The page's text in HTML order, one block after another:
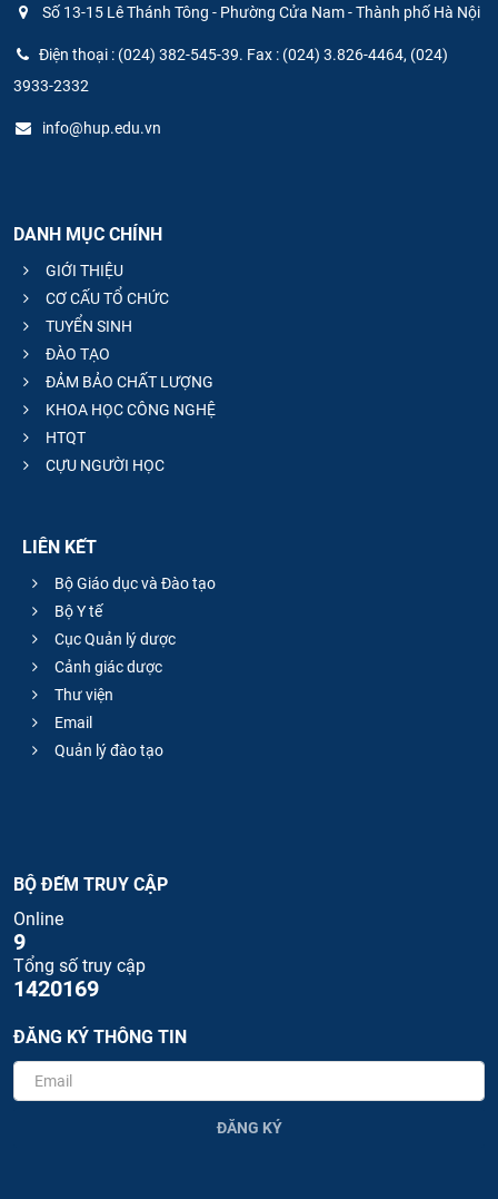
Số 13-15 Lê Thánh Tông - Phường Cửa Nam - Thành phố Hà Nội
Điện thoại : (024) 382-545-39. Fax : (024) 3.826-4464, (024)
3933-2332
info@hup.edu.vn
DANH MỤC CHÍNH
GIỚI THIỆU
CƠ CẤU TỔ CHỨC
TUYỂN SINH
ĐÀO TẠO
ĐẢM BẢO CHẤT LƯỢNG
KHOA HỌC CÔNG NGHỆ
HTQT
CỰU NGƯỜI HỌC
LIÊN KẾT
Bộ Giáo dục và Đào tạo
Bộ Y tế
Cục Quản lý dược
Cảnh giác dược
Thư viện
Email
Quản lý đào tạo
BỘ ĐẾM TRUY CẬP
Online
9
Tổng số truy cập
1420169
ĐĂNG KÝ THÔNG TIN
ĐĂNG KÝ